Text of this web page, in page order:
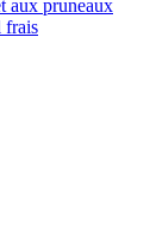
aux pruneaux
frais